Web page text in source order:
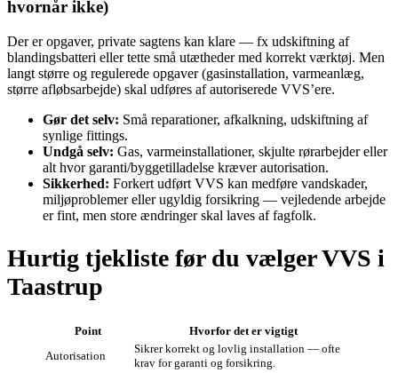
hvornår ikke)
Der er opgaver, private sagtens kan klare — fx udskiftning af
blandingsbatteri eller tette små utætheder med korrekt værktøj. Men
langt større og regulerede opgaver (gasinstallation, varmeanlæg,
større afløbsarbejde) skal udføres af autoriserede VVS’ere.
Gør det selv: Små reparationer, afkalkning, udskiftning af
synlige fittings.
Undgå selv: Gas, varmeinstallationer, skjulte rørarbejder eller
alt hvor garanti/byggetilladelse kræver autorisation.
Sikkerhed: Forkert udført VVS kan medføre vandskader,
miljøproblemer eller ugyldig forsikring — vejledende arbejde
er fint, men store ændringer skal laves af fagfolk.
Hurtig tjekliste før du vælger VVS i
Taastrup
Point
Hvorfor det er vigtigt
Autorisation
Sikrer korrekt og lovlig installation — ofte
krav for garanti og forsikring.